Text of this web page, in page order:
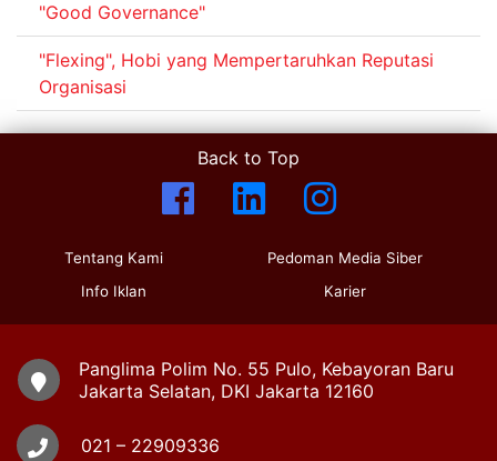
"Good Governance"
"Flexing", Hobi yang Mempertaruhkan Reputasi
Organisasi
Back to Top
Tentang Kami
Info Iklan
Pedoman Media Siber
Karier
Panglima Polim No. 55 Pulo, Kebayoran Baru
Jakarta Selatan, DKI Jakarta 12160
021 – 22909336